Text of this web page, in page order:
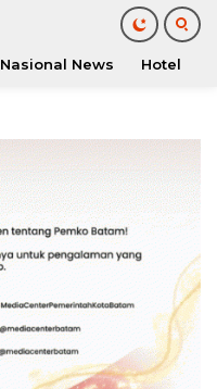
Nasional News Hotel